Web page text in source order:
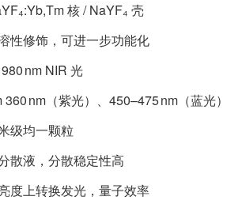
核 / NaYF₄ 壳
性修饰，可进一步功能化
980 nm NIR 光
nm（紫光）、450–475 nm（蓝光）
米级均一颗粒
散液，分散稳定性高
度上转换发光，量子效率